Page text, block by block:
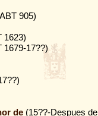
905)
1623)
1679-17??)
de (15??-Despues